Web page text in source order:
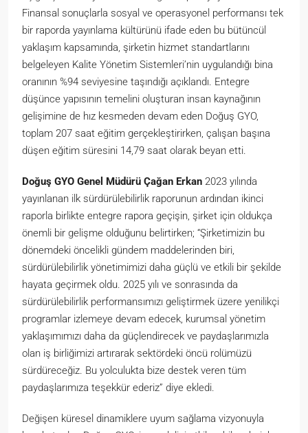
Finansal sonuçlarla sosyal ve operasyonel performansı tek
bir raporda yayınlama kültürünü ifade eden bu bütüncül
yaklaşım kapsamında, şirketin hizmet standartlarını
belgeleyen Kalite Yönetim Sistemleri’nin uygulandığı bina
oranının %94 seviyesine taşındığı açıklandı. Entegre
düşünce yapısının temelini oluşturan insan kaynağının
gelişimine de hız kesmeden devam eden Doğuş GYO,
toplam 207 saat eğitim gerçekleştirirken, çalışan başına
düşen eğitim süresini 14,79 saat olarak beyan etti.
Doğuş GYO Genel Müdürü Çağan Erkan 2023 yılında
yayınlanan ilk sürdürülebilirlik raporunun ardından ikinci
raporla birlikte entegre rapora geçişin, şirket için oldukça
önemli bir gelişme olduğunu belirtirken; “Şirketimizin bu
dönemdeki öncelikli gündem maddelerinden biri,
sürdürülebilirlik yönetimimizi daha güçlü ve etkili bir şekilde
hayata geçirmek oldu. 2025 yılı ve sonrasında da
sürdürülebilirlik performansımızı geliştirmek üzere yenilikçi
programlar izlemeye devam edecek, kurumsal yönetim
yaklaşımımızı daha da güçlendirecek ve paydaşlarımızla
olan iş birliğimizi artırarak sektördeki öncü rolümüzü
sürdüreceğiz. Bu yolculukta bize destek veren tüm
paydaşlarımıza teşekkür ederiz” diye ekledi.
Değişen küresel dinamiklere uyum sağlama vizyonuyla